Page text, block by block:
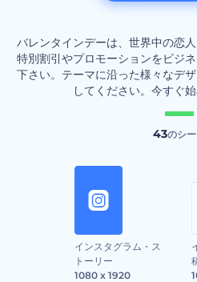
バレンタインデーは、世界中の恋
特別割引やプロモーションをビジ
下さい。テーマに沿った様々なデ
してください。今すぐ
43のシ
インスタグラム・ス
トーリー
1080 x 1920